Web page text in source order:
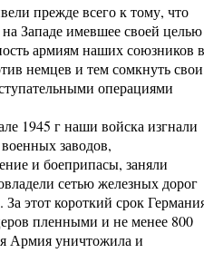
прежде всего к тому, что
Западе имевшее своей целью
армиям наших союзников в
немцев и тем сомкнуть свои
операциями
1945 г наши войска изгнали
заводов,
и боеприпасы, заняли
сетью железных дорог
этот короткий срок
пленными и не менее 800
Армия уничтожила и